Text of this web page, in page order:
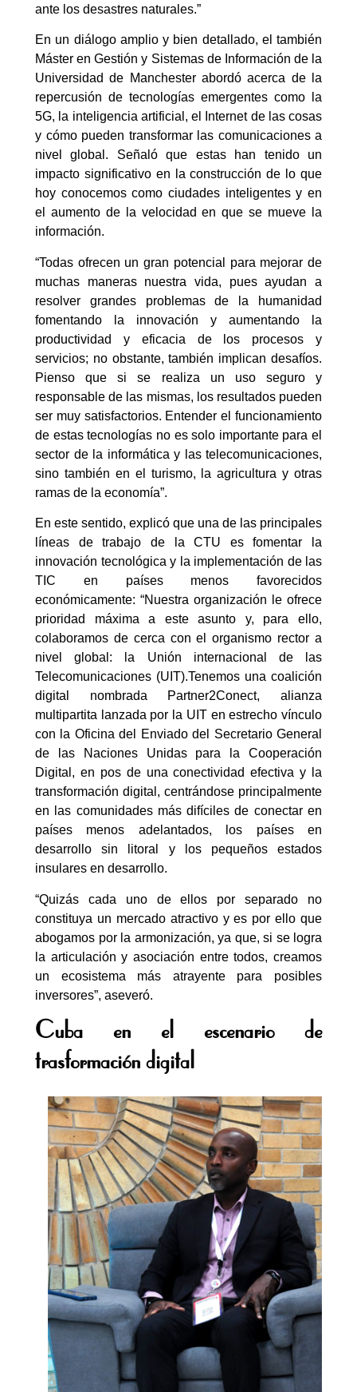
ante los desastres naturales.”
En un diálogo amplio y bien detallado, el también
Máster en Gestión y Sistemas de Información de la
Universidad de Manchester abordó acerca de la
repercusión de tecnologías emergentes como la
5G, la inteligencia artificial, el Internet de las cosas
y cómo pueden transformar las comunicaciones a
nivel global. Señaló que estas han tenido un
impacto significativo en la construcción de lo que
hoy conocemos como ciudades inteligentes y en
el aumento de la velocidad en que se mueve la
información.
“Todas ofrecen un gran potencial para mejorar de
muchas maneras nuestra vida, pues ayudan a
resolver grandes problemas de la humanidad
fomentando la innovación y aumentando la
productividad y eficacia de los procesos y
servicios; no obstante, también implican desafíos.
Pienso que si se realiza un uso seguro y
responsable de las mismas, los resultados pueden
ser muy satisfactorios. Entender el funcionamiento
de estas tecnologías no es solo importante para el
sector de la informática y las telecomunicaciones,
sino también en el turismo, la agricultura y otras
ramas de la economía”.
En este sentido, explicó que una de las principales
líneas de trabajo de la CTU es fomentar la
innovación tecnológica y la implementación de las
TIC en países menos favorecidos
económicamente: “Nuestra organización le ofrece
prioridad máxima a este asunto y, para ello,
colaboramos de cerca con el organismo rector a
nivel global: la Unión internacional de las
Telecomunicaciones (UIT).Tenemos una coalición
digital nombrada Partner2Conect, alianza
multipartita lanzada por la UIT en estrecho vínculo
con la Oficina del Enviado del Secretario General
de las Naciones Unidas para la Cooperación
Digital, en pos de una conectividad efectiva y la
transformación digital, centrándose principalmente
en las comunidades más difíciles de conectar en
países menos adelantados, los países en
desarrollo sin litoral y los pequeños estados
insulares en desarrollo.
“Quizás cada uno de ellos por separado no
constituya un mercado atractivo y es por ello que
abogamos por la armonización, ya que, si se logra
la articulación y asociación entre todos, creamos
un ecosistema más atrayente para posibles
inversores”, aseveró.
Cuba en el escenario de
trasformación digital